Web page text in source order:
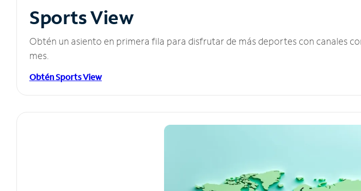
Sports View
Obtén un asiento en primera fila para disfrutar de más deportes con canales
mes.
Obtén Sports View